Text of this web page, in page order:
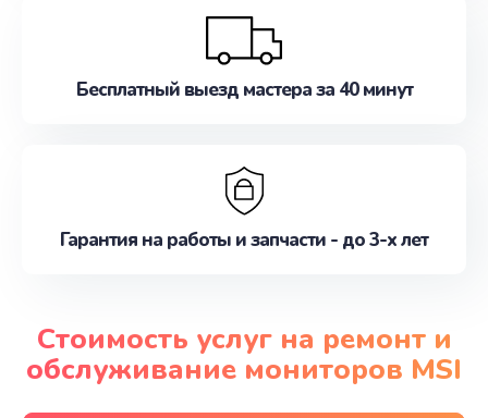
Бесплатный выезд мастера за 40 минут
Гарантия на работы и запчасти - до 3-х лет
Стоимость услуг на ремонт и
обслуживание мониторов MSI